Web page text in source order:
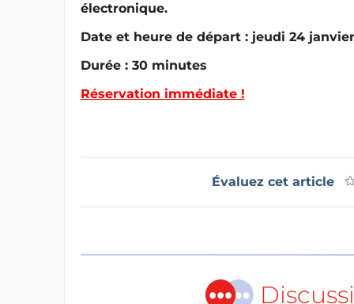
électronique.
Date et heure de départ : jeudi 24 janvier
Durée : 30 minutes
Réservation immédiate !
Évaluez cet article